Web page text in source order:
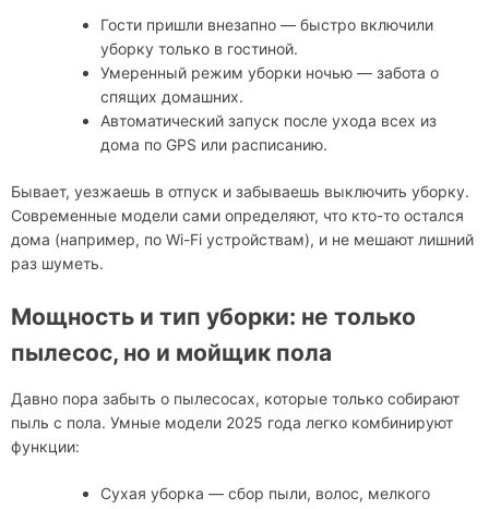
Гости пришли внезапно — быстро включили
уборку только в гостиной.
Умеренный режим уборки ночью — забота о
спящих домашних.
Автоматический запуск после ухода всех из
дома по GPS или расписанию.
Бывает, уезжаешь в отпуск и забываешь выключить уборку.
Современные модели сами определяют, что кто-то остался
дома (например, по Wi-Fi устройствам), и не мешают лишний
раз шуметь.
Мощность и тип уборки: не только
пылесос, но и мойщик пола
Давно пора забыть о пылесосах, которые только собирают
пыль с пола. Умные модели 2025 года легко комбинируют
функции:
Сухая уборка — сбор пыли, волос, мелкого